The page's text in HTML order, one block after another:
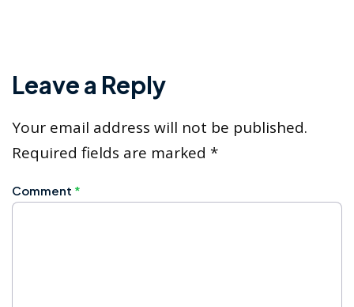
Leave a Reply
Your email address will not be published.
Required fields are marked *
Comment *